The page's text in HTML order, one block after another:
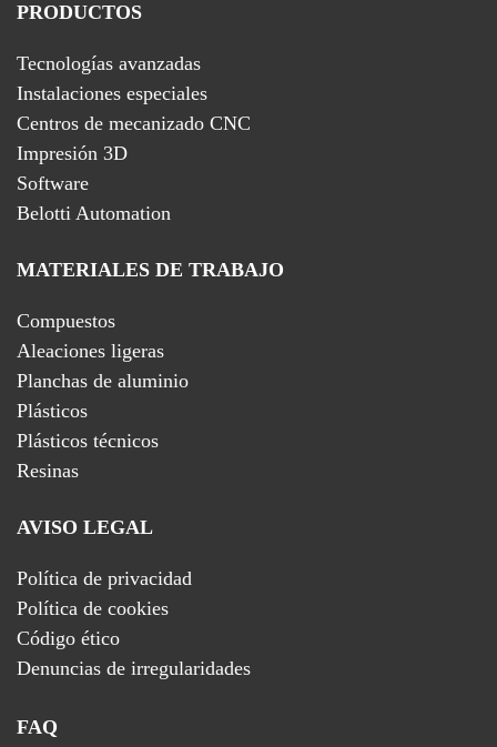
PRODUCTOS
Tecnologías avanzadas
Instalaciones especiales
Centros de mecanizado CNC
Impresión 3D
Software
Belotti Automation
MATERIALES DE TRABAJO
Compuestos
Aleaciones ligeras
Planchas de aluminio
Plásticos
Plásticos técnicos
Resinas
AVISO LEGAL
Política de privacidad
Política de cookies
Código ético
Denuncias de irregularidades
FAQ